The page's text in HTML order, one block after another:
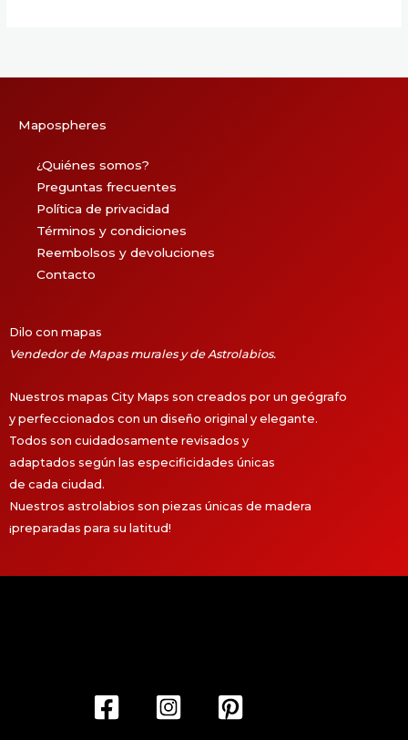
Mapospheres
¿Quiénes somos?
Preguntas frecuentes
Política de privacidad
Términos y condiciones
Reembolsos y devoluciones
Contacto
Dilo con mapas
Vendedor de Mapas murales y de Astrolabios.
Nuestros mapas City Maps son creados por un geógrafo
y perfeccionados con un diseño original y elegante.
Todos son cuidadosamente revisados y
adaptados según las especificidades únicas
de cada ciudad.
Nuestros astrolabios son piezas únicas de madera
¡preparadas para su latitud!